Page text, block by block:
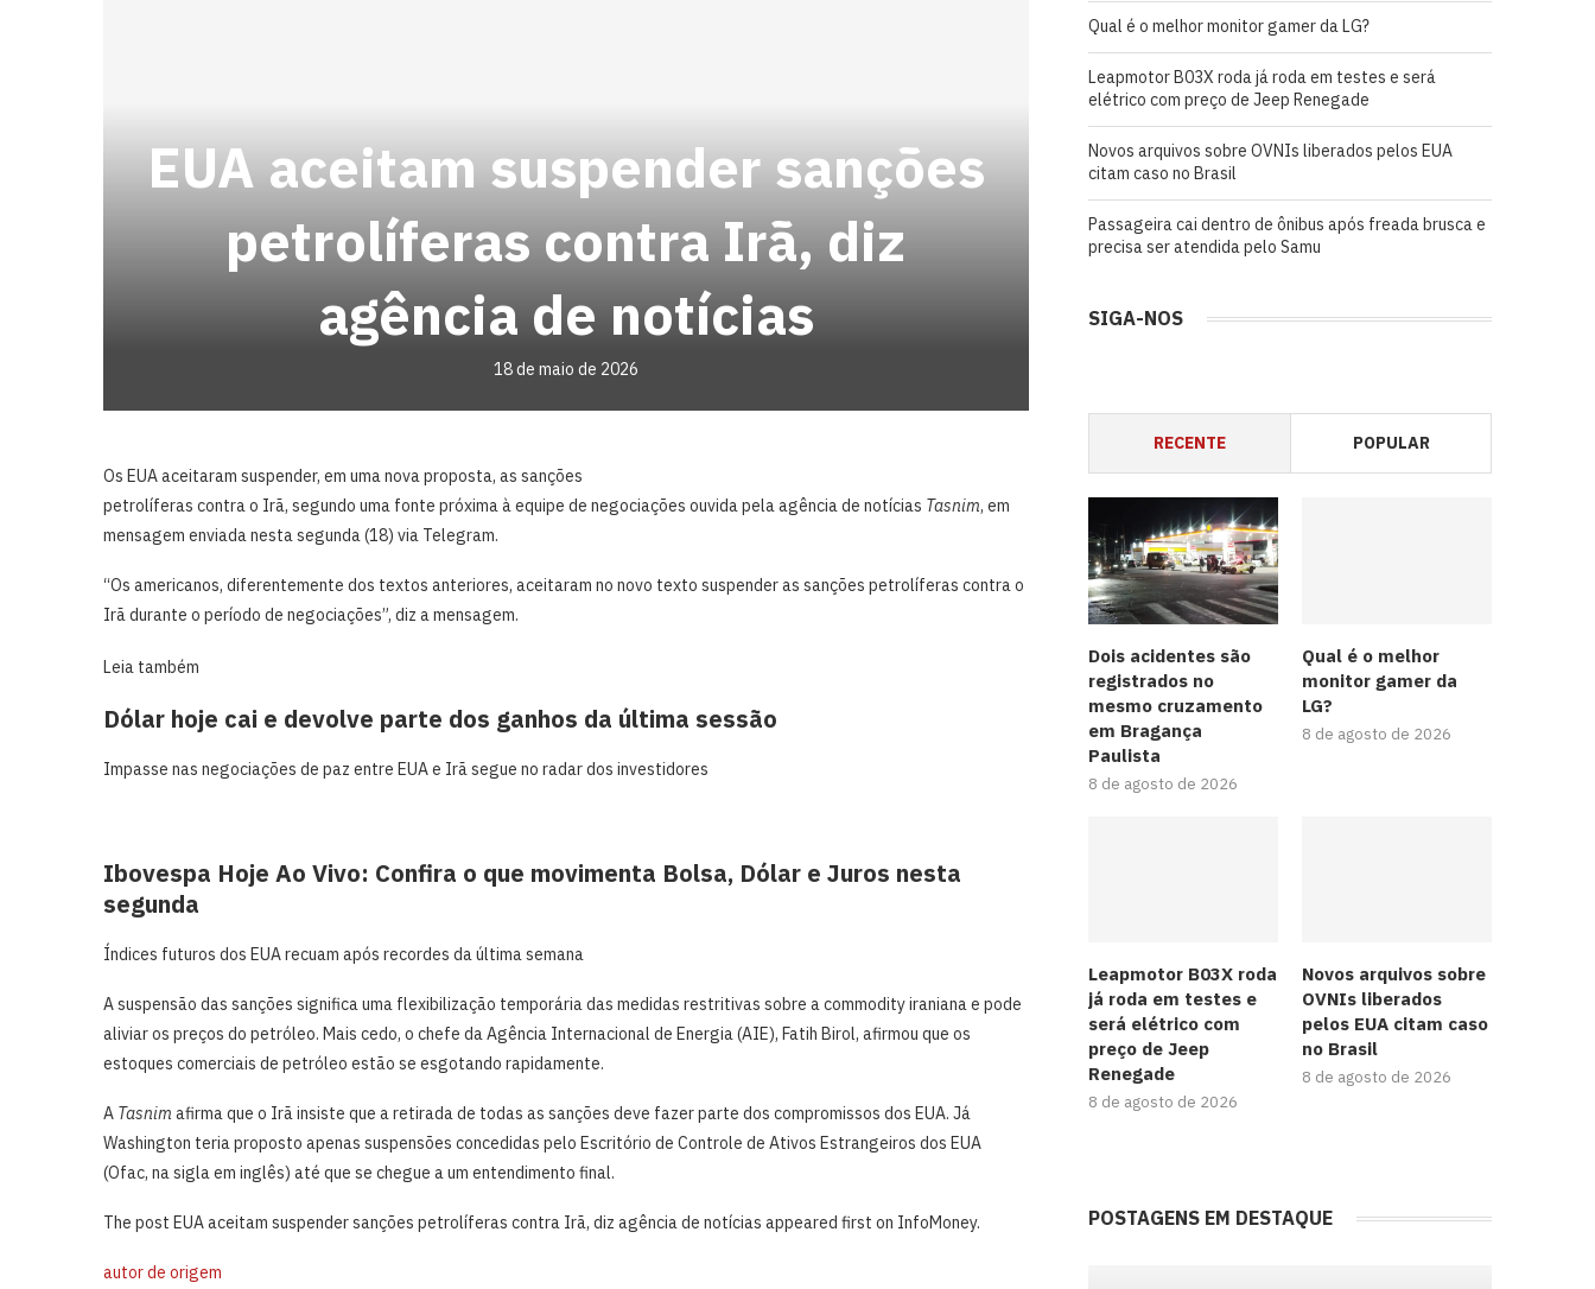
EUA aceitam suspender sanções
petrolíferas contra Irã, diz
agência de notícias
18 de maio de 2026
Os EUA aceitaram suspender, em uma nova proposta, as sanções
petrolíferas contra o Irã, segundo uma fonte próxima à equipe de negociações ouvida pela agência de notícias Tasnim, em
mensagem enviada nesta segunda (18) via Telegram.
“Os americanos, diferentemente dos textos anteriores, aceitaram no novo texto suspender as sanções petrolíferas contra o
Irã durante o período de negociações”, diz a mensagem.
Leia também
Dólar hoje cai e devolve parte dos ganhos da última sessão
Impasse nas negociações de paz entre EUA e Irã segue no radar dos investidores
Ibovespa Hoje Ao Vivo: Confira o que movimenta Bolsa, Dólar e Juros nesta
segunda
Índices futuros dos EUA recuam após recordes da última semana
A suspensão das sanções significa uma flexibilização temporária das medidas restritivas sobre a commodity iraniana e pode
aliviar os preços do petróleo. Mais cedo, o chefe da Agência Internacional de Energia (AIE), Fatih Birol, afirmou que os
estoques comerciais de petróleo estão se esgotando rapidamente.
A Tasnim afirma que o Irã insiste que a retirada de todas as sanções deve fazer parte dos compromissos dos EUA. Já
Washington teria proposto apenas suspensões concedidas pelo Escritório de Controle de Ativos Estrangeiros dos EUA
(Ofac, na sigla em inglês) até que se chegue a um entendimento final.
The post EUA aceitam suspender sanções petrolíferas contra Irã, diz agência de notícias appeared first on InfoMoney.
autor de origem
Qual é o melhor monitor gamer da LG?
Leapmotor B03X roda já roda em testes e será
elétrico com preço de Jeep Renegade
Novos arquivos sobre OVNIs liberados pelos EUA
citam caso no Brasil
Passageira cai dentro de ônibus após freada brusca e
precisa ser atendida pelo Samu
SIGA-NOS
RECENTE POPULAR
Dois acidentes são
registrados no
mesmo cruzamento
em Bragança
Paulista
8 de agosto de 2026
Qual é o melhor
monitor gamer da
LG?
8 de agosto de 2026
Leapmotor B03X roda
já roda em testes e
será elétrico com
preço de Jeep
Renegade
8 de agosto de 2026
Novos arquivos sobre
OVNIs liberados
pelos EUA citam caso
no Brasil
8 de agosto de 2026
POSTAGENS EM DESTAQUE